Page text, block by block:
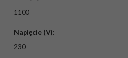
1100
Napięcie (V):
230